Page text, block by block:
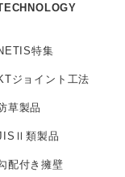
特集
ジョイント工法
草製品
類製品
配付き擁壁